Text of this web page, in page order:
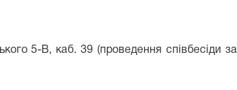
5-В, каб. 39 (проведення співбесіди за